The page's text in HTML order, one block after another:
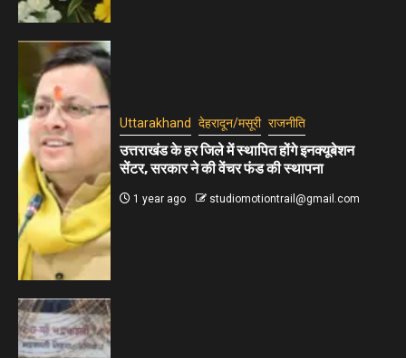
Uttarakhand देहरादून/मसूरी राजनीति
उत्तराखंड के हर जिले में स्थापित होंगे इनक्यूबेशन
सेंटर, सरकार ने की वेंचर फंड की स्थापना
1 year ago studiomotiontrail@gmail.com